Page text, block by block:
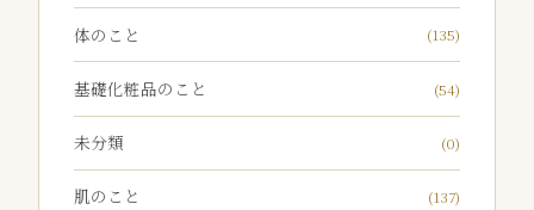
体のこと (135)
基礎化粧品のこと (54)
未分類 (0)
肌のこと (137)